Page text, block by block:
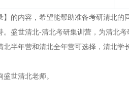
的内容，希望能帮助准备考研清北的
盛世清北-清北考研集训营，为清北
半年营和清北全年营可选择，清北
世清北老师。